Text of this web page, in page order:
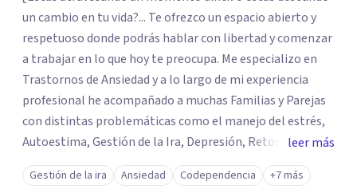
un cambio en tu vida?... Te ofrezco un espacio abierto y
respetuoso donde podrás hablar con libertad y comenzar
a trabajar en lo que hoy te preocupa. Me especializo en
Trastornos de Ansiedad y a lo largo de mi experiencia
profesional he acompañado a muchas Familias y Parejas
con distintas problemáticas como el manejo del estrés,
Autoestima, Gestión de la Ira, Depresión, Retos en la
Crianza, Codependencia, Celos, entre otros. Cuento con
más de 12 años de experiencia en el área de la Salud
leer más
Gestión de la ira Ansiedad Codependencia +7 más